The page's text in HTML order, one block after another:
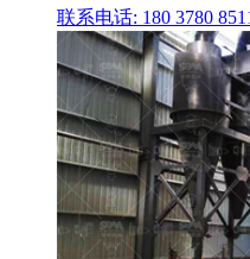
联系电话: 180 3780